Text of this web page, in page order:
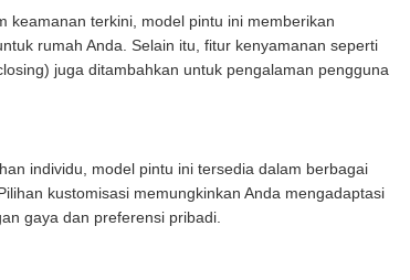
keamanan terkini, model pintu ini memberikan
rumah Anda. Selain itu, fitur kenyamanan seperti
juga ditambahkan untuk pengalaman pengguna
individu, model pintu ini tersedia dalam berbagai
kustomisasi memungkinkan Anda mengadaptasi
gaya dan preferensi pribadi.